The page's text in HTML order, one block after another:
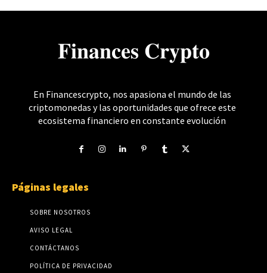
𝐅𝐢𝐧𝐚𝐧𝐜𝐞𝐬 𝐂𝐫𝐲𝐩𝐭𝐨
En Financescrypto, nos apasiona el mundo de las
criptomonedas y las oportunidades que ofrece este
ecosistema financiero en constante evolución
Páginas legales
SOBRE NOSOTROS
AVISO LEGAL
CONTÁCTANOS
POLÍTICA DE PRIVACIDAD